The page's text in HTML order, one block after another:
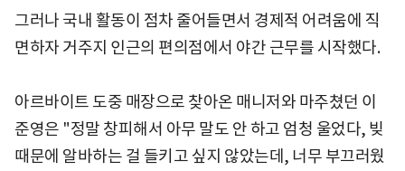
그러나 국내 활동이 점차 줄어들면서 경제적 어려움에 직
면하자 거주지 인근의 편의점에서 야간 근무를 시작했다.
아르바이트 도중 매장으로 찾아온 매니저와 마주쳤던 이
준영은 "정말 창피해서 아무 말도 안 하고 엄청 울었다, 빚
때문에 알바하는 걸 들키고 싶지 않았는데, 너무 부끄러웠